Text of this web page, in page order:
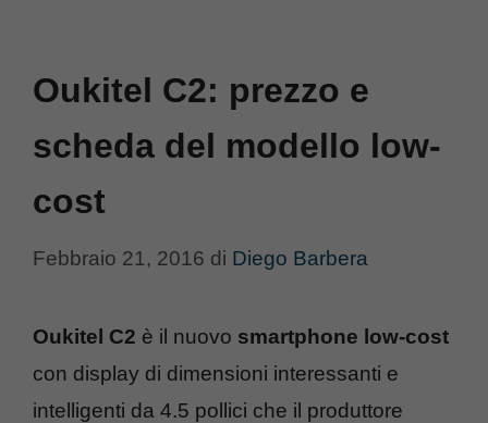
Oukitel C2: prezzo e
scheda del modello low-
cost
Febbraio 21, 2016 di Diego Barbera
Oukitel C2 è il nuovo smartphone low-cost
con display di dimensioni interessanti e
intelligenti da 4.5 pollici che il produttore